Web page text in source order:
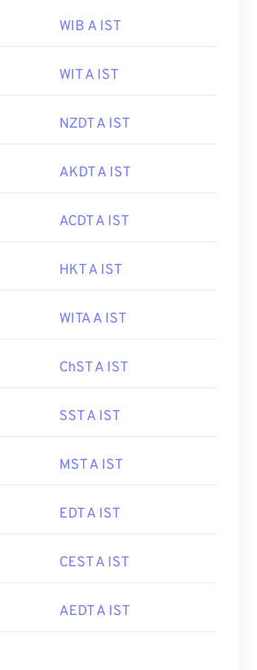
WIB A IST
WIT A IST
NZDT A IST
AKDT A IST
ACDT A IST
HKT A IST
WITA A IST
ChST A IST
SST A IST
MST A IST
EDT A IST
CEST A IST
AEDT A IST